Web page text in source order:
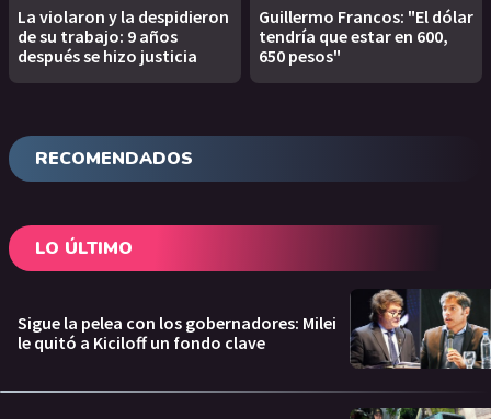
La violaron y la despidieron
de su trabajo: 9 años
después se hizo justicia
Guillermo Francos: "El dólar
tendría que estar en 600,
650 pesos"
RECOMENDADOS
LO ÚLTIMO
Sigue la pelea con los gobernadores: Milei
le quitó a Kiciloff un fondo clave